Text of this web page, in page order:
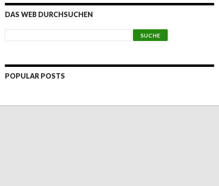
DAS WEB DURCHSUCHEN
POPULAR POSTS